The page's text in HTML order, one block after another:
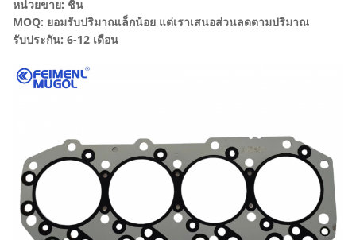
หน่วยขาย: ชิ้น
MOQ: ยอมรับปริมาณเล็กน้อย แต่เราเสนอส่วนลดตามปริมาณ
รับประกัน: 6-12 เดือน